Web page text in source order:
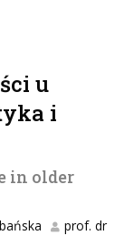
u
i
in older
prof. dr